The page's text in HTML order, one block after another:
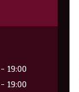
19:00
19:00